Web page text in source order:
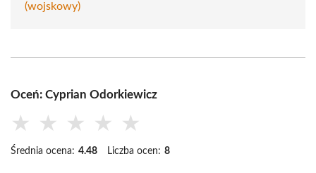
(wojskowy)
Oceń: Cyprian Odorkiewicz
★ ★ ★ ★ ★
Średnia ocena: 4.48 Liczba ocen: 8